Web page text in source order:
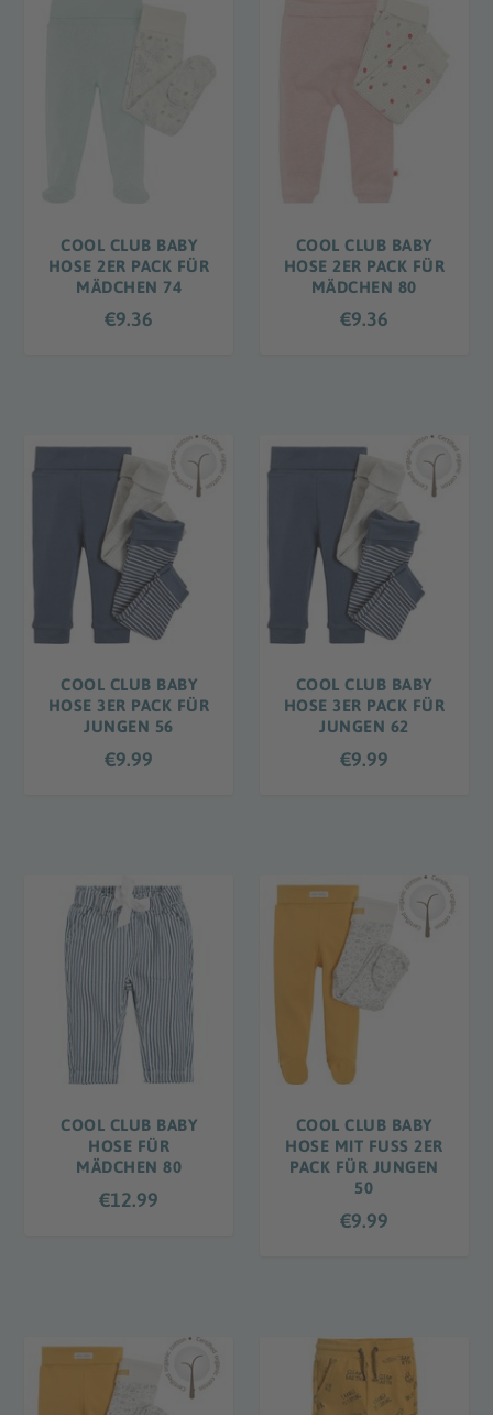
COOL CLUB BABY
HOSE 2ER PACK FÜR
MÄDCHEN 74
€9.36
COOL CLUB BABY
HOSE 2ER PACK FÜR
MÄDCHEN 80
€9.36
COOL CLUB BABY
HOSE 3ER PACK FÜR
JUNGEN 56
€9.99
COOL CLUB BABY
HOSE 3ER PACK FÜR
JUNGEN 62
€9.99
COOL CLUB BABY
HOSE FÜR
MÄDCHEN 80
€12.99
COOL CLUB BABY
HOSE MIT FUSS 2ER
PACK FÜR JUNGEN
50
€9.99